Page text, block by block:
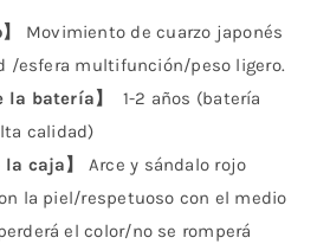
Movimiento de cuarzo japonés
/esfera multifunción/peso ligero.
la batería】
1-2 años (batería
calidad)
caja】
Arce y sándalo rojo
la piel/respetuoso con el medio
el color/no se romperá